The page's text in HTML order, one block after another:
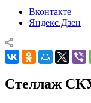
Вконтакте
Яндекс.Дзен
Стеллаж